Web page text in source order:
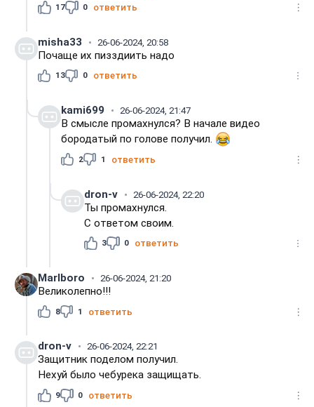
17 0 ответить
misha33 26-06-2024, 20:58
Почаще их пизздиить надо
13 0 ответить
kami699 26-06-2024, 21:47
В смысле промахнулся? В начале видео
бородатый по голове получил.
2 1 ответить
dron-v 26-06-2024, 22:20
Ты промахнулся.
С ответом своим.
3 0 ответить
Marlboro 26-06-2024, 21:20
Великолепно!!!
8 1 ответить
dron-v 26-06-2024, 22:21
Защитник поделом получил.
Нехуй было чебурека защищать.
9 0 ответить